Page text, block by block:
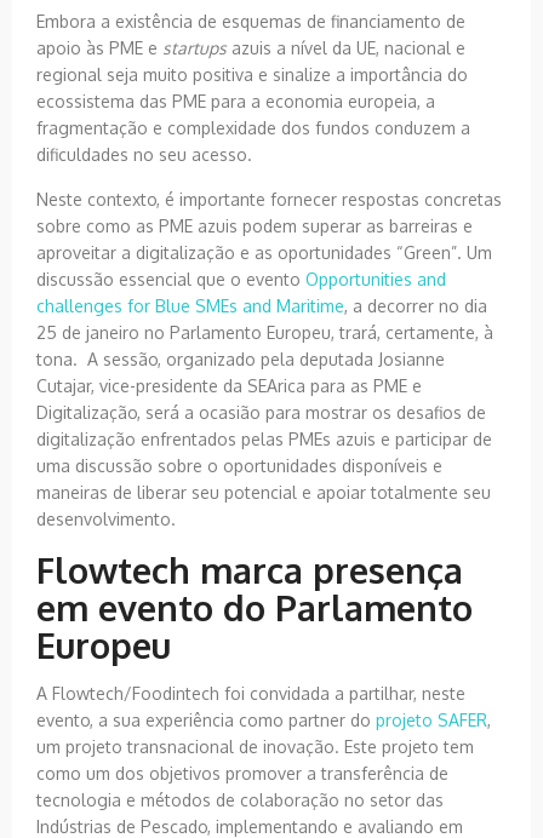
Embora a existência de esquemas de financiamento de
apoio às PME e startups azuis a nível da UE, nacional e
regional seja muito positiva e sinalize a importância do
ecossistema das PME para a economia europeia, a
fragmentação e complexidade dos fundos conduzem a
dificuldades no seu acesso.
Neste contexto, é importante fornecer respostas concretas
sobre como as PME azuis podem superar as barreiras e
aproveitar a digitalização e as oportunidades “Green”. Um
discussão essencial que o evento Opportunities and
challenges for Blue SMEs and Maritime, a decorrer no dia
25 de janeiro no Parlamento Europeu, trará, certamente, à
tona. A sessão, organizado pela deputada Josianne
Cutajar, vice-presidente da SEArica para as PME e
Digitalização, será a ocasião para mostrar os desafios de
digitalização enfrentados pelas PMEs azuis e participar de
uma discussão sobre o oportunidades disponíveis e
maneiras de liberar seu potencial e apoiar totalmente seu
desenvolvimento.
Flowtech marca presença
em evento do Parlamento
Europeu
A Flowtech/Foodintech foi convidada a partilhar, neste
evento, a sua experiência como partner do projeto SAFER,
um projeto transnacional de inovação. Este projeto tem
como um dos objetivos promover a transferência de
tecnologia e métodos de colaboração no setor das
Indústrias de Pescado, implementando e avaliando em